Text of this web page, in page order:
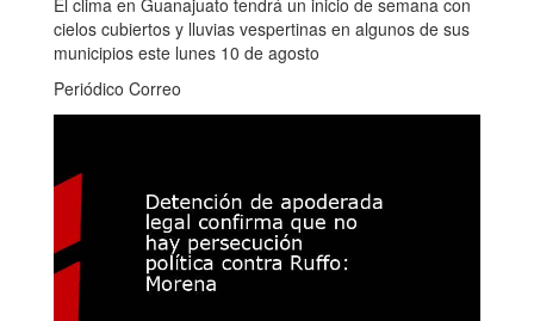
cielos cubiertos y lluvias vespertinas en algunos de sus
municipios este lunes 10 de agosto
Periódico Correo